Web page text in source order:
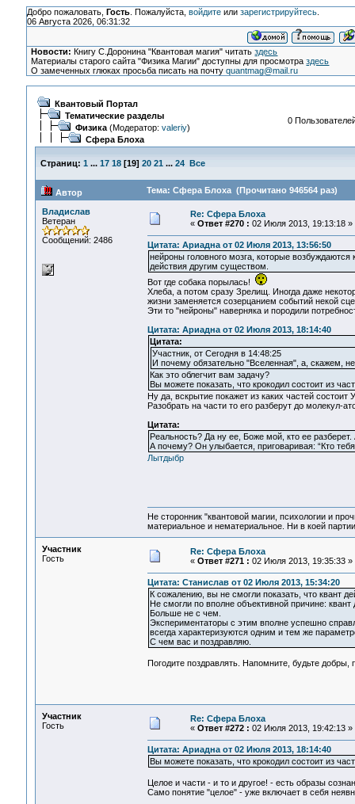
Добро пожаловать, Гость. Пожалуйста, войдитеили зарегистрируйтесь.
06 Августа 2026, 06:31:32
Новости: Книгу С.Доронина "Квантовая магия" читатьздесь
Материалы старого сайта "Физика Магии" доступны для просмотраздесь
О замеченных глюках просьба писать на почтуquantmag@mail.ru
Квантовый Портал
Тематические разделы
Физика(Модератор: valeriy)
Сфера Блоха
0
Страниц: 1 ... 17 18[19] 20 21 ... 24 Все
Автор Тема: Сфера Блоха (Прочитано 946564 раз)
Владислав
Ветеран
Сообщений: 2486
Re: Сфера Блоха
« Ответ #270 : 02 Июля 2013, 19:13:18 »
Цитата: Ариадна от 02 Июля 2013, 13:56:50
нейроны головного мозга, которые
действия другим существом.
Вот где собака порылась!
Хлеба, а потом сразу Зрелищ. Иногда даже
жизни заменяется созерцанием событий некой
Эти то "нейроны" наверняка и породили
Цитата: Ариадна от 02 Июля 2013, 18:14:40
Цитата:
Участник, от Сегодня в 14:48:25
И почему обязательно "Вселенная", а, скажем,
Как это облегчит вам задачу?
Вы можете показать, что крокодил состоит из
Ну да, вскрытие покажет из каких частей
Разобрать на части то его разберут до молекул-
Цитата:
Реальность? Да ну ее, Боже мой, кто ее
А почему? Он улыбается, приговаривая: “Кто
Лытдыбр
Не сторонник "квантовой магии, психологии и
материальное и нематериальное. Ни в коей
Участник
Гость
Re: Сфера Блоха
« Ответ #271 : 02 Июля 2013, 19:35:33 »
Цитата: Станислав от 02 Июля 2013, 15:34:20
К сожалению, вы не смогли показать, что квант
Не смогли по вполне объективной причине:
Больше не с чем.
Экспериментаторы с этим вполне успешно
всегда характеризуются одним и тем же
С чем вас и поздравляю.
Погодите поздравлять. Напомните, будьте
Участник
Гость
Re: Сфера Блоха
« Ответ #272 : 02 Июля 2013, 19:42:13 »
Цитата: Ариадна от 02 Июля 2013, 18:14:40
Вы можете показать, что крокодил состоит из
Целое и части - и то и другое! - есть образы
Само понятие "целое" - уже включает в себя